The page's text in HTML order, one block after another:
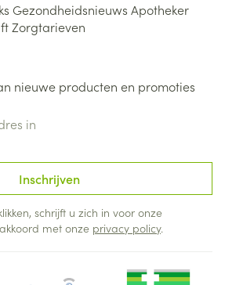
Gezondheidsnieuws Apotheker
Zorgtarieven
nieuwe producten en promoties
Inschrijven
schrijft u zich in voor onze
met onze privacy policy.